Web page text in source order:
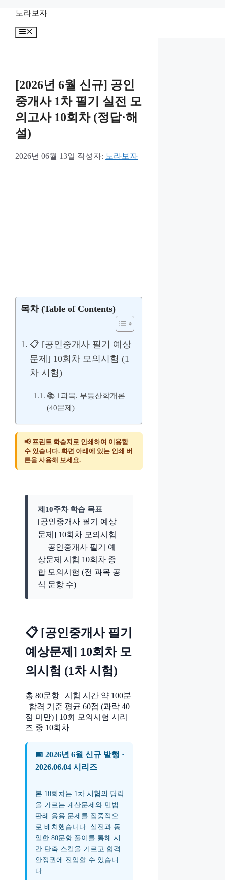
노라보자
메
[2026년 6월 신규] 공인
중개사 1차 필기 실전 모
의고사 10회차 (정답·해
설)
2026년 06월 13일 작성자: 노라보자
목차 (Table of Contents)
📋 [공인중개사 필기 예상
문제] 10회차 모의시험 (1
차 시험)
📚 1과목. 부동산학개론
(40문제)
📢 프린트 학습지로 인쇄하여 이용할
수 있습니다. 화면 아래에 있는 인쇄 버
튼을 사용해 보세요.
제10주차 학습 목표
[공인중개사 필기 예상
문제] 10회차 모의시험
— 공인중개사 필기 예
상문제 시험 10회차 종
합 모의시험 (전 과목 공
식 문항 수)
📋 [공인중개사 필기
예상문제] 10회차 모
의시험 (1차 시험)
총 80문항 | 시험 시간 약 100분
| 합격 기준 평균 60점 (과락 40
점 미만) | 10회 모의시험 시리
즈 중 10회차
📅 2026년 6월 신규 발행 ·
2026.06.04 시리즈
본 10회차는 1차 시험의 당락
을 가르는 계산문제와 민법
판례 응용 문제를 집중적으
로 배치했습니다. 실전과 동
일한 80문항 풀이를 통해 시
간 단축 스킬을 기르고 합격
안정권에 진입할 수 있습니
다.